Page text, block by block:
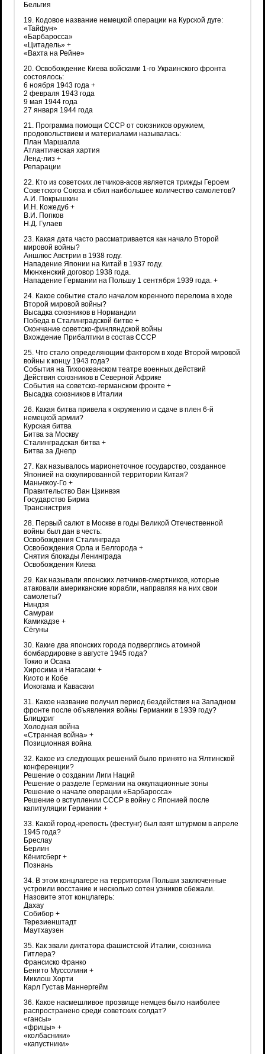
Бельгия
19. Кодовое название немецкой операции на Курской дуге:
«Тайфун»
«Барбаросса»
«Цитадель» +
«Вахта на Рейне»
20. Освобождение Киева войсками 1-го Украинского фронта
состоялось:
6 ноября 1943 года +
2 февраля 1943 года
9 мая 1944 года
27 января 1944 года
21. Программа помощи СССР от союзников оружием,
продовольствием и материалами называлась:
План Маршалла
Атлантическая хартия
Ленд-лиз +
Репарации
22. Кто из советских летчиков-асов является трижды Героем
Советского Союза и сбил наибольшее количество самолетов?
А.И. Покрышкин
И.Н. Кожедуб +
В.И. Попков
Н.Д. Гулаев
23. Какая дата часто рассматривается как начало Второй
мировой войны?
Аншлюс Австрии в 1938 году.
Нападение Японии на Китай в 1937 году.
Мюнхенский договор 1938 года.
Нападение Германии на Польшу 1 сентября 1939 года. +
24. Какое событие стало началом коренного перелома в ходе
Второй мировой войны?
Высадка союзников в Нормандии
Победа в Сталинградской битве +
Окончание советско-финляндской войны
Вхождение Прибалтики в состав СССР
25. Что стало определяющим фактором в ходе Второй мировой
войны к концу 1943 года?
События на Тихоокеанском театре военных действий
Действия союзников в Северной Африке
События на советско-германском фронте +
Высадка союзников в Италии
26. Какая битва привела к окружению и сдаче в плен 6-й
немецкой армии?
Курская битва
Битва за Москву
Сталинградская битва +
Битва за Днепр
27. Как называлось марионеточное государство, созданное
Японией на оккупированной территории Китая?
Маньчжоу-Го +
Правительство Ван Цзинвэя
Государство Бирма
Транснистрия
28. Первый салют в Москве в годы Великой Отечественной
войны был дан в честь:
Освобождения Сталинграда
Освобождения Орла и Белгорода +
Снятия блокады Ленинграда
Освобождения Киева
29. Как называли японских летчиков-смертников, которые
атаковали американские корабли, направляя на них свои
самолеты?
Ниндзя
Самураи
Камикадзе +
Сёгуны
30. Какие два японских города подверглись атомной
бомбардировке в августе 1945 года?
Токио и Осака
Хиросима и Нагасаки +
Киото и Кобе
Иокогама и Кавасаки
31. Какое название получил период бездействия на Западном
фронте после объявления войны Германии в 1939 году?
Блицкриг
Холодная война
«Странная война» +
Позиционная война
32. Какое из следующих решений было принято на Ялтинской
конференции?
Решение о создании Лиги Наций
Решение о разделе Германии на оккупационные зоны
Решение о начале операции «Барбаросса»
Решение о вступлении СССР в войну с Японией после
капитуляции Германии +
33. Какой город-крепость (фестунг) был взят штурмом в апреле
1945 года?
Бреслау
Берлин
Кёнигсберг +
Познань
34. В этом концлагере на территории Польши заключенные
устроили восстание и несколько сотен узников сбежали.
Назовите этот концлагерь:
Дахау
Собибор +
Терезиенштадт
Маутхаузен
35. Как звали диктатора фашистской Италии, союзника
Гитлера?
Франсиско Франко
Бенито Муссолини +
Миклош Хорти
Карл Густав Маннергейм
36. Какое насмешливое прозвище немцев было наиболее
распространено среди советских солдат?
«гансы»
«фрицы» +
«колбасники»
«капустники»